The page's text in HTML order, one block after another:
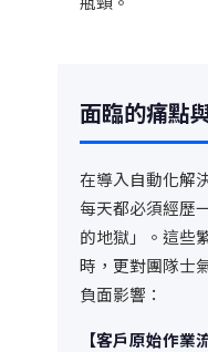
面臨的痛點
在導入自動化解
每天都必須經歷
的地獄」。這些
時，更對團隊士
負面影響：
【客戶原始作業